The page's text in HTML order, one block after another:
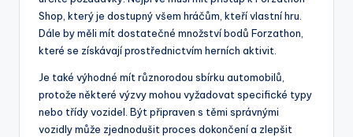
Shop, který je dostupný všem hráčům, kteří vlastní hru.
Dále by měli mít dostatečné množství bodů Forzathon,
které se získávají prostřednictvím herních aktivit.
Je také výhodné mít různorodou sbírku automobilů,
protože některé výzvy mohou vyžadovat specifické typy
nebo třídy vozidel. Být připraven s těmi správnými
vozidly může zjednodušit proces dokončení a zlepšit